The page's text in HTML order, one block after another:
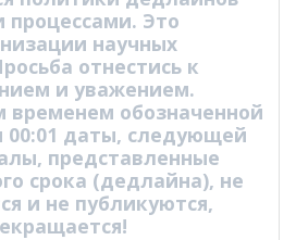
процессами. Это
научных
отнестись к
и уважением.
временем обозначенной
00:01 даты, следующей
представленные
срока (дедлайна), не
и не публикуются,